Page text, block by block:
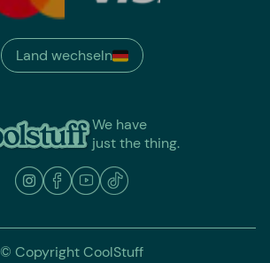
We have
just the thing.
Land wechseln
© Copyright CoolStuff